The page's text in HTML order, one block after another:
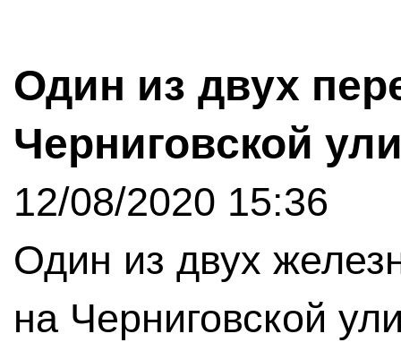
Один из двух
Черниговской
12/08/2020 15:36
Один из двух
на Черниговской